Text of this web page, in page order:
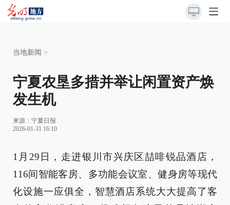
当地新闻 >
宁夏农垦多措并举让闲置资产焕
发生机
来源： 宁夏日报
2026-01-31 16:10
1月29日，走进银川市兴庆区喆啡锐品酒店，
116间智能客房、多功能会议室、健身房等现代
化设施一应俱全，智慧酒店系统大大提高了客